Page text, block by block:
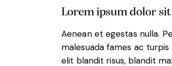
Lorem ipsum dolor
Aenean et egestas nulla.
malesuada fames ac
elit blandit risus, blandit